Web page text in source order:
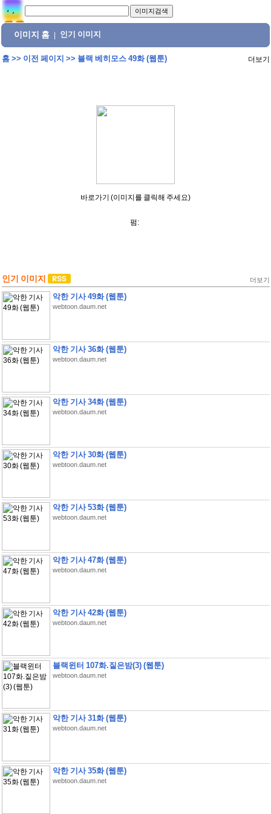
이미지 홈 인기 이미지
홈>> 이전 페이지 >> 블랙 베히모스 49화 (웹툰) 더보기
바로가기 (이미지를 클릭해 주세요)
펌:
인기 이미지 더보기
악한 기사 49화 (웹툰)
webtoon.daum.net
악한 기사 36화 (웹툰)
webtoon.daum.net
악한 기사 34화 (웹툰)
webtoon.daum.net
악한 기사 30화 (웹툰)
webtoon.daum.net
악한 기사 53화 (웹툰)
webtoon.daum.net
악한 기사 47화 (웹툰)
webtoon.daum.net
악한 기사 42화 (웹툰)
webtoon.daum.net
블랙윈터 107화.짙은밤(3) (웹툰)
webtoon.daum.net
악한 기사 31화 (웹툰)
webtoon.daum.net
악한 기사 35화 (웹툰)
webtoon.daum.net